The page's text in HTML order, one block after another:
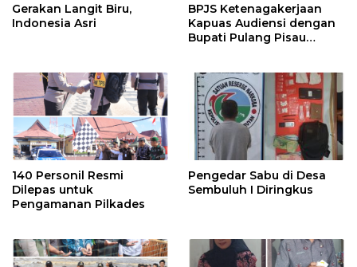
Gerakan Langit Biru,
Indonesia Asri
BPJS Ketenagakerjaan
Kapuas Audiensi dengan
Bupati Pulang Pisau
Pekerja Rentan
140 Personil Resmi
Dilepas untuk
Pengamanan Pilkades
Pengedar Sabu di Desa
Sembuluh I Diringkus